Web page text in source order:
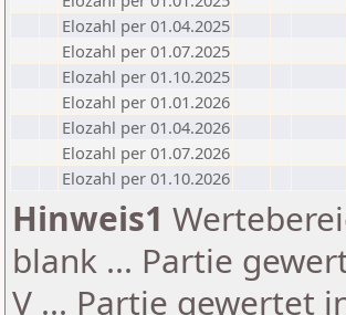
Elozahl per 01.04.2025
Elozahl per 01.07.2025
Elozahl per 01.10.2025
Elozahl per 01.01.2026
Elozahl per 01.04.2026
Elozahl per 01.07.2026
Elozahl per 01.10.2026
Hinweis1
blank ... Partie
V ... Partie gewertet